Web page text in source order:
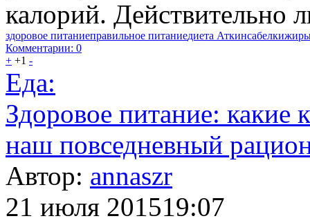
калорий. Действительно
здоровое питаниеправильное питаниедиета Аткинсабелки
Комментарии: 0
+ +1 -
Еда:
Здоровое питание:
наш повседневный
Автор: annaszr
21 июля 201519:07